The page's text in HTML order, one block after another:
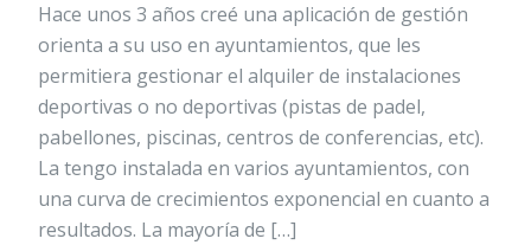
Hace unos 3 años creé una aplicación de gestión
orienta a su uso en ayuntamientos, que les
permitiera gestionar el alquiler de instalaciones
deportivas o no deportivas (pistas de padel,
pabellones, piscinas, centros de conferencias, etc).
La tengo instalada en varios ayuntamientos, con
una curva de crecimientos exponencial en cuanto a
resultados. La mayoría de […]